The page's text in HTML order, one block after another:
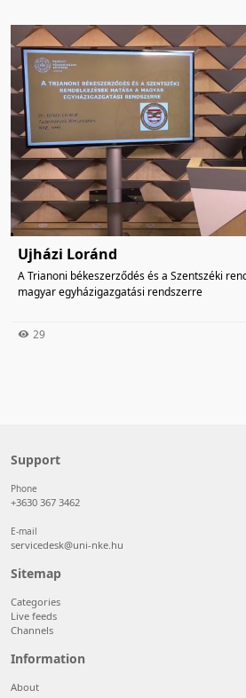
Ujházi Loránd
A Trianoni békeszerződés és a Szentszéki
magyar egyházigazgatási rendszerre
29
Support
Phone
+3630 367 3462
E-mail
servicedesk@uni-nke.hu
Sitemap
Categories
Live feeds
Channels
Information
About